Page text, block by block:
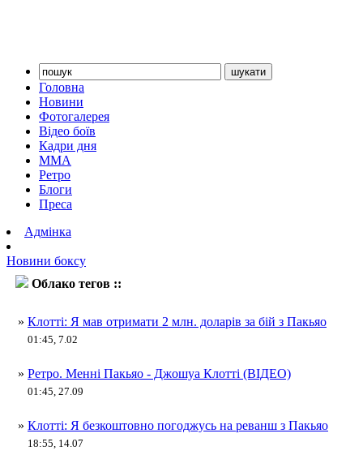
Головна
Новини
Фотогалерея
Відео боїв
Кадри дня
ММА
Ретро
Блоги
Преса
Адмінка
Новини боксу
Облако тегов ::
» Клотті: Я мав отримати 2 млн. доларів за бій з Пакьяо
01:45, 7.02
» Ретро. Менні Пакьяо - Джошуа Клотті (ВІДЕО)
01:45, 27.09
» Клотті: Я безкоштовно погоджусь на реванш з Пакьяо
18:55, 14.07